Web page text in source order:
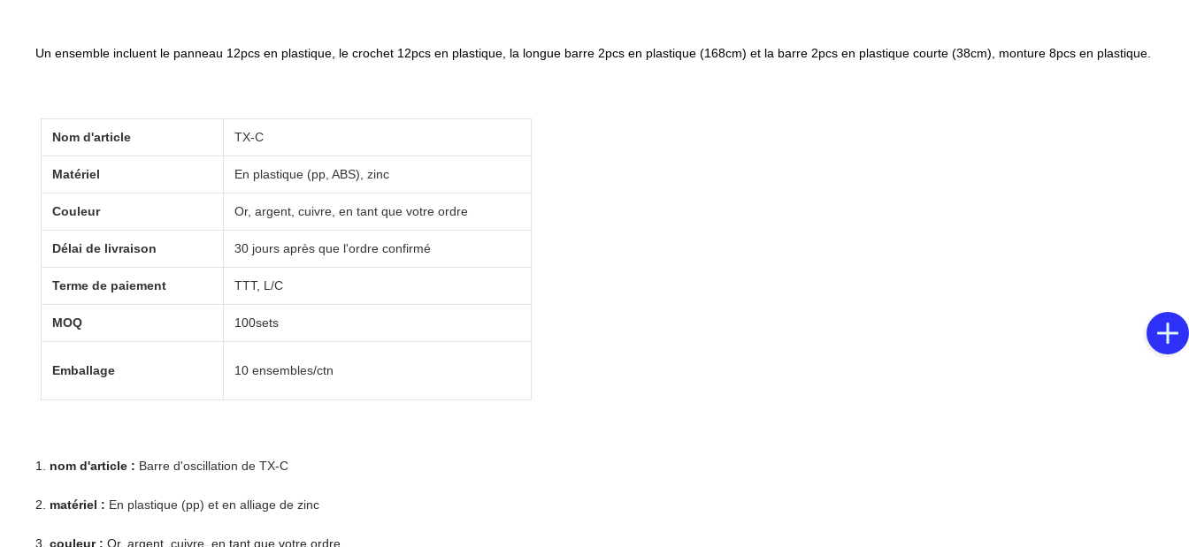
Un ensemble incluent le panneau 12pcs en plastique, le crochet 12pcs en plastique, la longue barre 2pcs en plastique (168cm) et la barre 2pcs en plastique courte (38cm), monture 8pcs en plastique.
Nom d'article TX-C
Matériel En plastique (pp, ABS), zinc
Couleur Or, argent, cuivre, en tant que votre ordre
Délai de livraison 30 jours après que l'ordre confirmé
Terme de paiement TTT, L/C
MOQ 100sets
Emballage 10 ensembles/ctn
1. nom d'article : Barre d'oscillation de TX-C
2. matériel : En plastique (pp) et en alliage de zinc
3. couleur : Or, argent, cuivre, en tant que votre ordre